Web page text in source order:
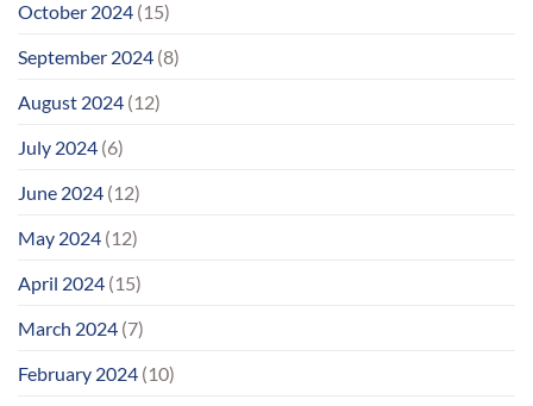
October 2024 (15)
September 2024 (8)
August 2024 (12)
July 2024 (6)
June 2024 (12)
May 2024 (12)
April 2024 (15)
March 2024 (7)
February 2024 (10)